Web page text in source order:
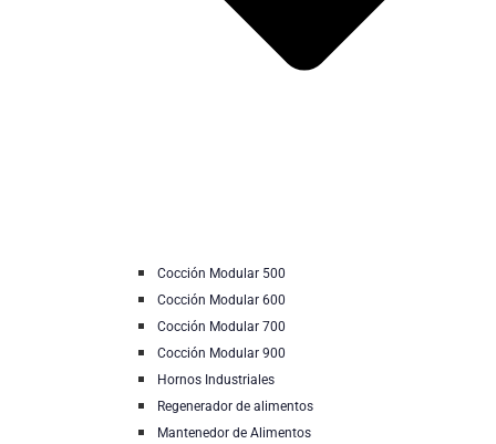
Cocción Modular 500
Cocción Modular 600
Cocción Modular 700
Cocción Modular 900
Hornos Industriales
Regenerador de alimentos
Mantenedor de Alimentos